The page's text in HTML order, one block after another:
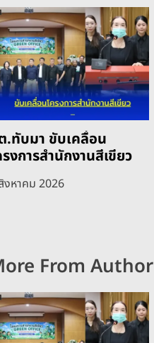
.ทับมา ขับเคลื่อน
งการสำนักงานสีเขียว
งหาคม 2026
From Author